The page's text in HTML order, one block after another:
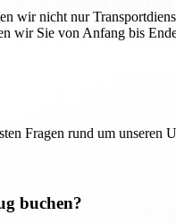
wir nicht nur
wir Sie von Anfang bis
Fragen rund um unseren
buchen?